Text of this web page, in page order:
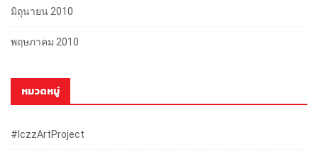
มิถุนายน 2010
พฤษภาคม 2010
หมวดหมู่
#iczzArtProject